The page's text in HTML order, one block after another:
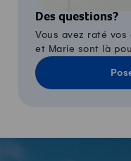
Des questions?
Vous avez raté vos
et Marie sont là